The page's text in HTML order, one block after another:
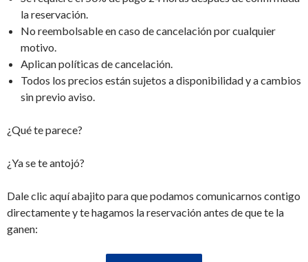
la reservación.
No reembolsable en caso de cancelación por cualquier
motivo.
Aplican políticas de cancelación.
Todos los precios están sujetos a disponibilidad y a cambios
sin previo aviso.
¿Qué te parece?
¿Ya se te antojó?
Dale clic aquí abajito para que podamos comunicarnos contigo
directamente y te hagamos la reservación antes de que te la
ganen: